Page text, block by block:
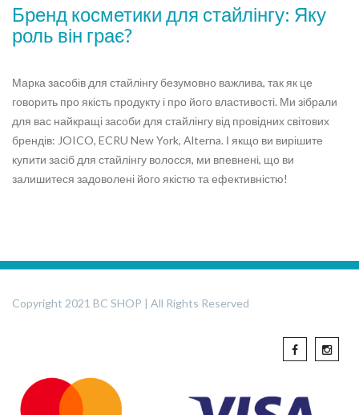
Бренд косметики для стайлінгу: Яку
роль він грає?
Марка засобів для стайлінгу безумовно важлива, так як це
говорить про якість продукту і про його властивості. Ми зібрали
для вас найкращі засоби для стайлінгу від провідних світових
брендів: JOICO, ECRU New York, Alterna. І якщо ви вирішите
купити засіб для стайлінгу волосся, ми впевнені, що ви
залишитеся задоволені його якістю та ефективністю!
Copyright 2021 BC SHOP | All Rights Reserved